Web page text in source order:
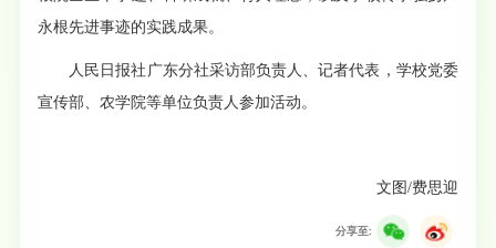
永根先进事迹的实践成果。
人民日报社广东分社采访部负责人、记者代表，学校党委
宣传部、农学院等单位负责人参加活动。
文图/费思迎
分享至: